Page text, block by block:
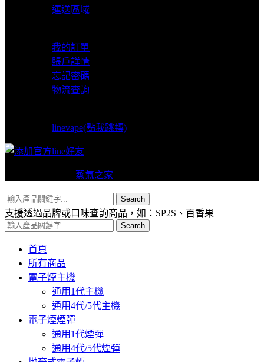
運送區域
我的訂單
賬戶詳情
忘記密碼
物流查詢
linevape(點我跳轉)
蒸氣之家
Search
支援透過品牌或口味查詢商品，如：SP2S、百香果
Search
首頁
所有商品
電子煙主機
通用1代主機
通用4代/5代主機
電子煙煙彈
通用1代煙彈
通用4代/5代煙彈